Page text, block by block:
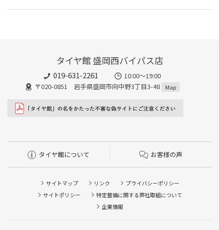
タイヤ館 盛岡西バイパス店
019-631-2261
10:00～19:00
〒020-0851 岩手県盛岡市向中野3丁目3-48
Map
タイヤ館について お客様の声
サイトマップ リンク
プライバシーポリシー
サイトポリシー
特定整備に関する弊社取組について
企業情報